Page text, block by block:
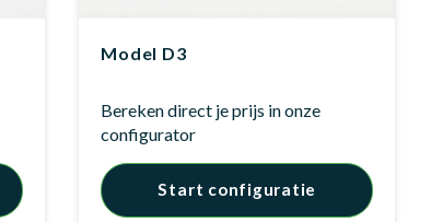
Model D3
Bereken direct je prijs in onze
configurator
Start configuratie